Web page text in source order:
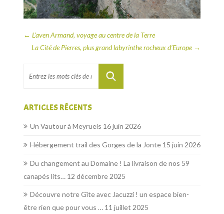
← L’aven Armand, voyage au centre de la Terre
La Cité de Pierres, plus grand labyrinthe rocheux d’Europe →
ARTICLES RÉCENTS
Un Vautour à Meyrueis 16 juin 2026
Hébergement trail des Gorges de la Jonte 15 juin 2026
Du changement au Domaine ! La livraison de nos 59
canapés lits… 12 décembre 2025
Découvre notre Gîte avec Jacuzzi ! un espace bien-
être rien que pour vous … 11 juillet 2025